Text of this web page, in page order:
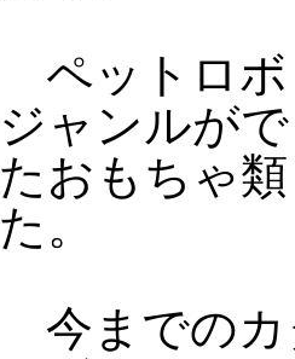
ペットロボ
ジャンルが
たおもちゃ
た。
今までのカ